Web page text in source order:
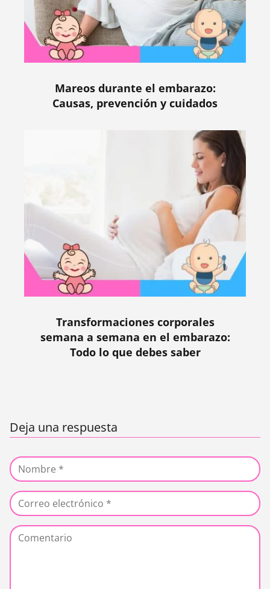
Mareos durante el embarazo:
Causas, prevención y cuidados
Transformaciones corporales
semana a semana en el embarazo:
Todo lo que debes saber
Deja una respuesta